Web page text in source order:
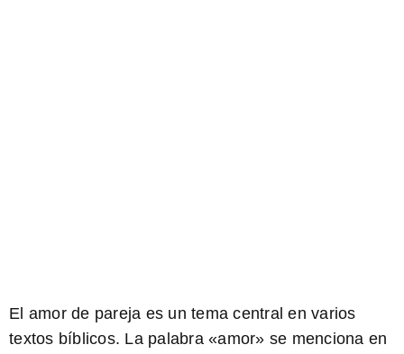
El amor de pareja es un tema central en varios
textos bíblicos. La palabra «amor» se menciona en